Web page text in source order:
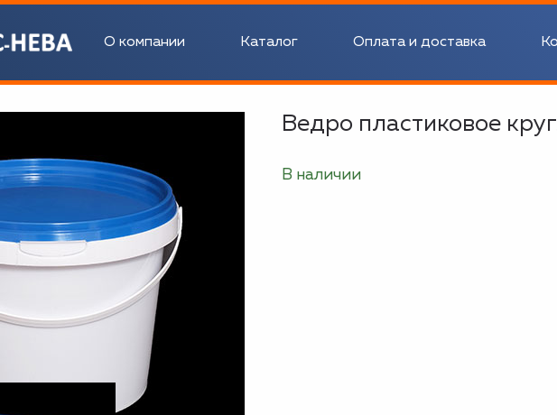
О компании Каталог Оплата и доставка
Ведро пластиковое
В наличии